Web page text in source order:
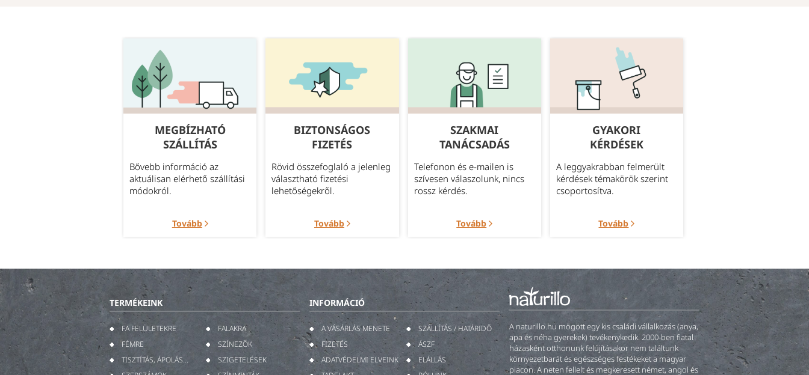
MEGBÍZHATÓ
SZÁLLÍTÁS
Bővebb információ az
aktuálisan elérhető szállítási
módokról.
Tovább
BIZTONSÁGOS
FIZETÉS
Rövid összefoglaló a jelenleg
választható fizetési
lehetőségekről.
Tovább
SZAKMAI
TANÁCSADÁS
Telefonon és e-mailen is
szívesen válaszolunk, nincs
rossz kérdés.
Tovább
GYAKORI
KÉRDÉSEK
A leggyakrabban felmerült
kérdések témakörök szerint
csoportosítva.
Tovább
TERMÉKEINK INFORMÁCIÓ
FA FELÜLETEKRE
FALAKRA
FÉMRE
SZÍNEZŐK
TISZTÍTÁS, ÁPOLÁS...
SZIGETELÉSEK
A VÁSÁRLÁS MENETE
SZÁLLÍTÁS / HATÁRIDŐ
FIZETÉS
ÁSZF
ADATVÉDELMI ELVEINK
ELÁLLÁS
A naturillo.hu mögött egy kis családi vállalkozás (anya,
apa és néha gyerekek) tevékenykedik. 2000-ben fiatal
házasként otthonunk felújításakor nem találtunk
környezetbarát és egészséges festékeket a magyar
piacon. A neten fellelt és megkeresett német, angol és